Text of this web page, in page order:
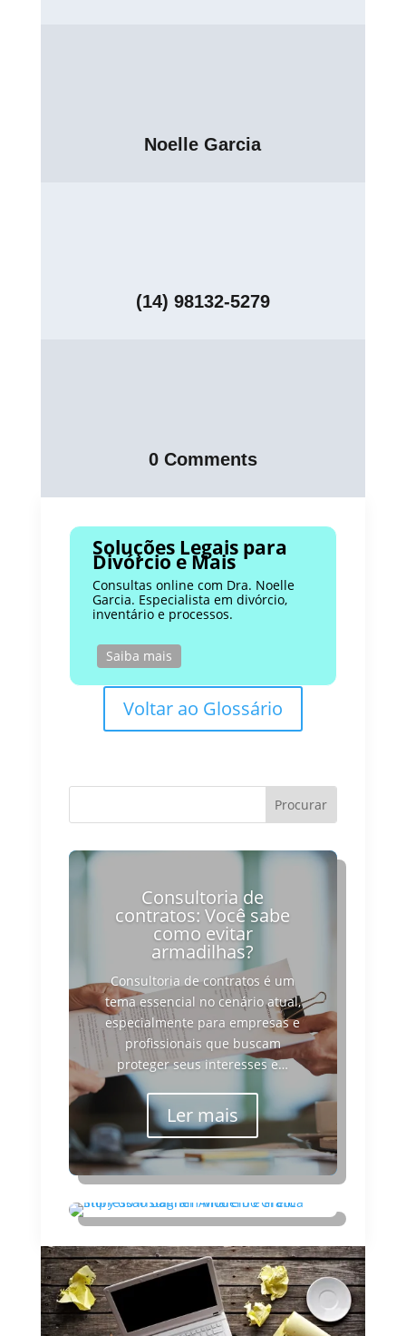
Noelle Garcia
(14) 98132-5279
0 Comments
Soluções Legais para
Divórcio e Mais
Consultas online com Dra. Noelle
Garcia. Especialista em divórcio,
inventário e processos.
Saiba mais
Voltar ao Glossário
Consultoria de
contratos: Você sabe
como evitar
armadilhas?
Consultoria de contratos é um
tema essencial no cenário atual,
especialmente para empresas e
profissionais que buscam
proteger seus interesses e…
Ler mais